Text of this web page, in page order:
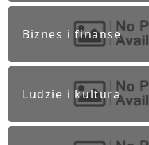
Biznes i finanse
Ludzie i kultura